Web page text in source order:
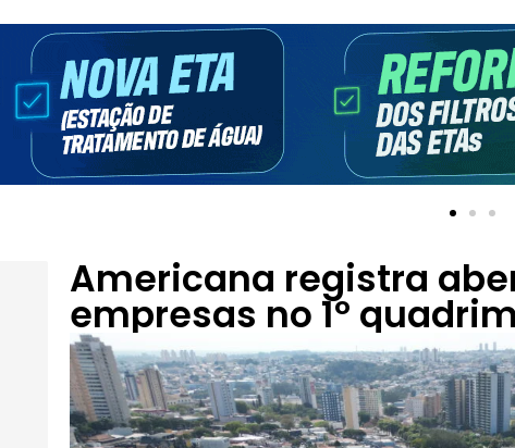
Americana registra
empresas no 1º